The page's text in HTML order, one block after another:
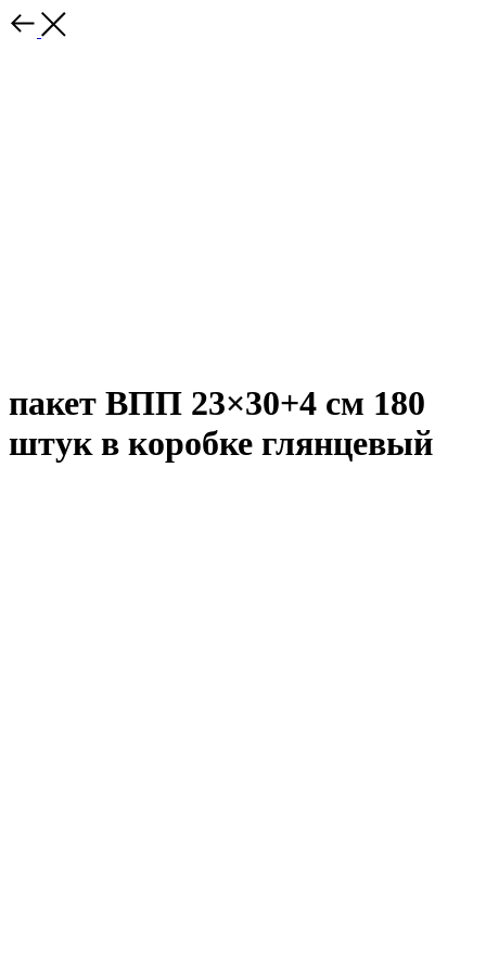
пакет ВПП 23×30+4 см 180
штук в коробке глянцевый